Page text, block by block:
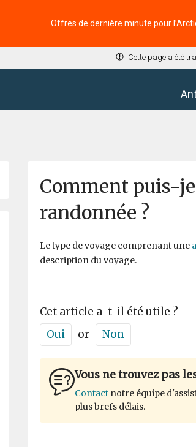
Offres de dernière minute pour
Cette page a été
Comment puis-
randonnée ?
Le type de voyage comprenant une
description du voyage.
Cet article a-t-il été utile ?
Oui
or Non
Vous ne trouvez pas
Contact notre équipe
plus brefs délais.